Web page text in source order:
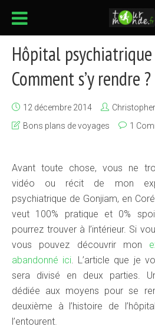
Hôpital
Comment s’y rendre ?
12 décembre 2014
Christopher
Bons plans de voyages
1
Avant toute chose, vous ne
vidéo ou récit de mon
psychiatrique de Gonjiam, en
veut 100% pratique et 0%
pourrez trouver à l’intérieur. Si
vous pouvez découvrir mon
abandonné ici. L’article que je
sera divisé en deux parties.
dédiée aux moyens pour se
deuxième à l’histoire de
l’entourent.